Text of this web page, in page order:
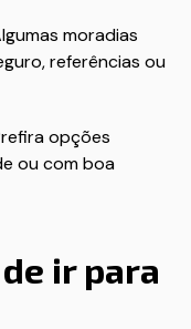
moradias
referências ou
opções
ou com boa
ir para